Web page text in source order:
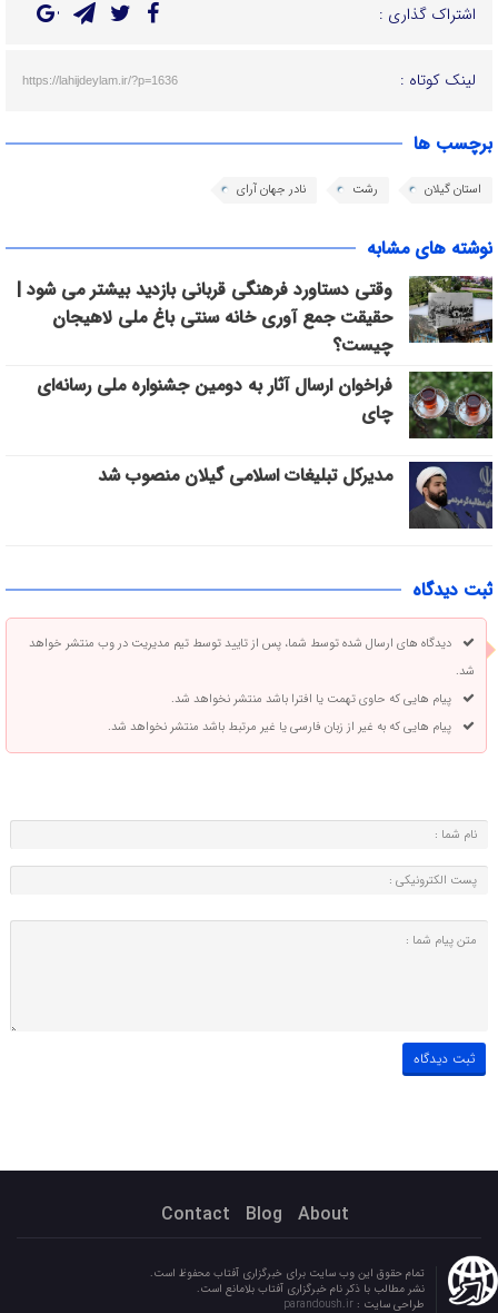
اشتراک گذاری :
لینک کوتاه : https://lahijdeylam.ir/?p=1636
برچسب ها
استان گیلان رشت نادر جهان آرای
نوشته های مشابه
وقتی دستاورد فرهنگی قربانی بازدید بیشتر می شود |
حقیقت جمع آوری خانه سنتی باغ ملی لاهیجان
چیست؟
فراخوان ارسال آثار به دومین جشنواره ملی رسانه‌ای
چای
مدیرکل تبلیغات اسلامی گیلان منصوب شد
ثبت دیدگاه
دیدگاه های ارسال شده توسط شما، پس از تایید توسط تیم مدیریت در وب منتشر خواهد
شد.
پیام هایی که حاوی تهمت یا افترا باشد منتشر نخواهد شد.
پیام هایی که به غیر از زبان فارسی یا غیر مرتبط باشد منتشر نخواهد شد.
About
Blog
Contact
تمام حقوق این وب سایت برای خبرگزاری آفتاب محفوظ است.
نشر مطالب با ذکر نام خبرگزاری آفتاب بلامانع است.
طراحی سایت :